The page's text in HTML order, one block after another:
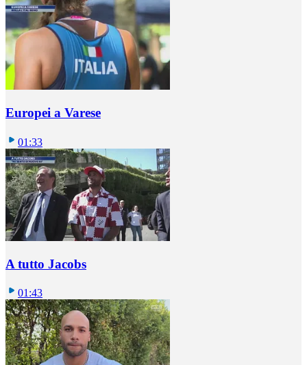
Europei a Varese
01:33
A tutto Jacobs
01:43